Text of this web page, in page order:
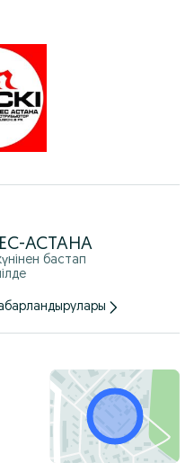
длительную и эффективную
Kaspi Bank!
АСТАНА
бастап